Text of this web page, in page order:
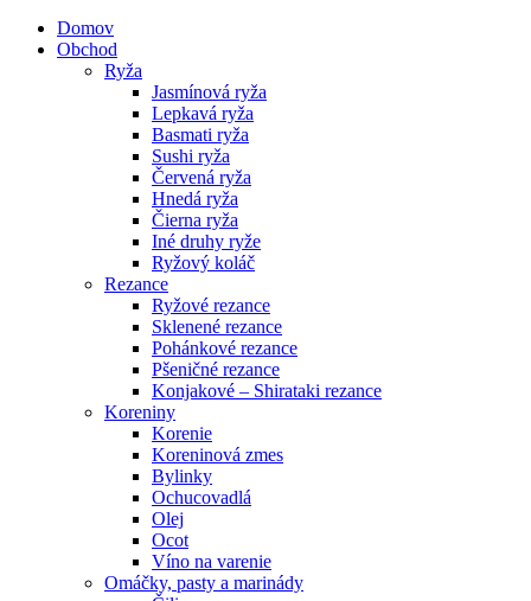
Domov
Obchod
Ryža
Jasmínová ryža
Lepkavá ryža
Basmati ryža
Sushi ryža
Červená ryža
Hnedá ryža
Čierna ryža
Iné druhy ryže
Ryžový koláč
Rezance
Ryžové rezance
Sklenené rezance
Pohánkové rezance
Pšeničné rezance
Konjakové – Shirataki rezance
Koreniny
Korenie
Koreninová zmes
Bylinky
Ochucovadlá
Olej
Ocot
Víno na varenie
Omáčky, pasty a marinády